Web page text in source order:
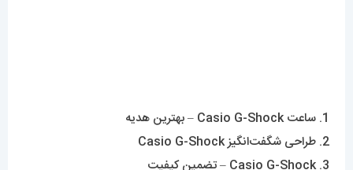
7. Casio G-Shock – مقاومت در برابر آب
8. خرید Casio G-Shock بهترین انتخاب
9. Casio G-Shock – استایل خاص